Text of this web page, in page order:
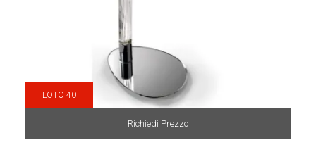
LOTO 40
Richiedi Prezzo